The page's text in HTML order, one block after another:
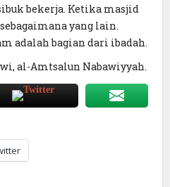
bekerja. Ketika masjid
yang lain.
adalah bagian dari ibadah.
al-Amtsalun Nabawiyyah.